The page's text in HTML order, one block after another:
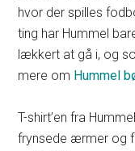
hvor der spilles
ting har Hummel
lækkert at gå i, og
mere om Hummel
T-shirt’en fra
frynsede ærmer og